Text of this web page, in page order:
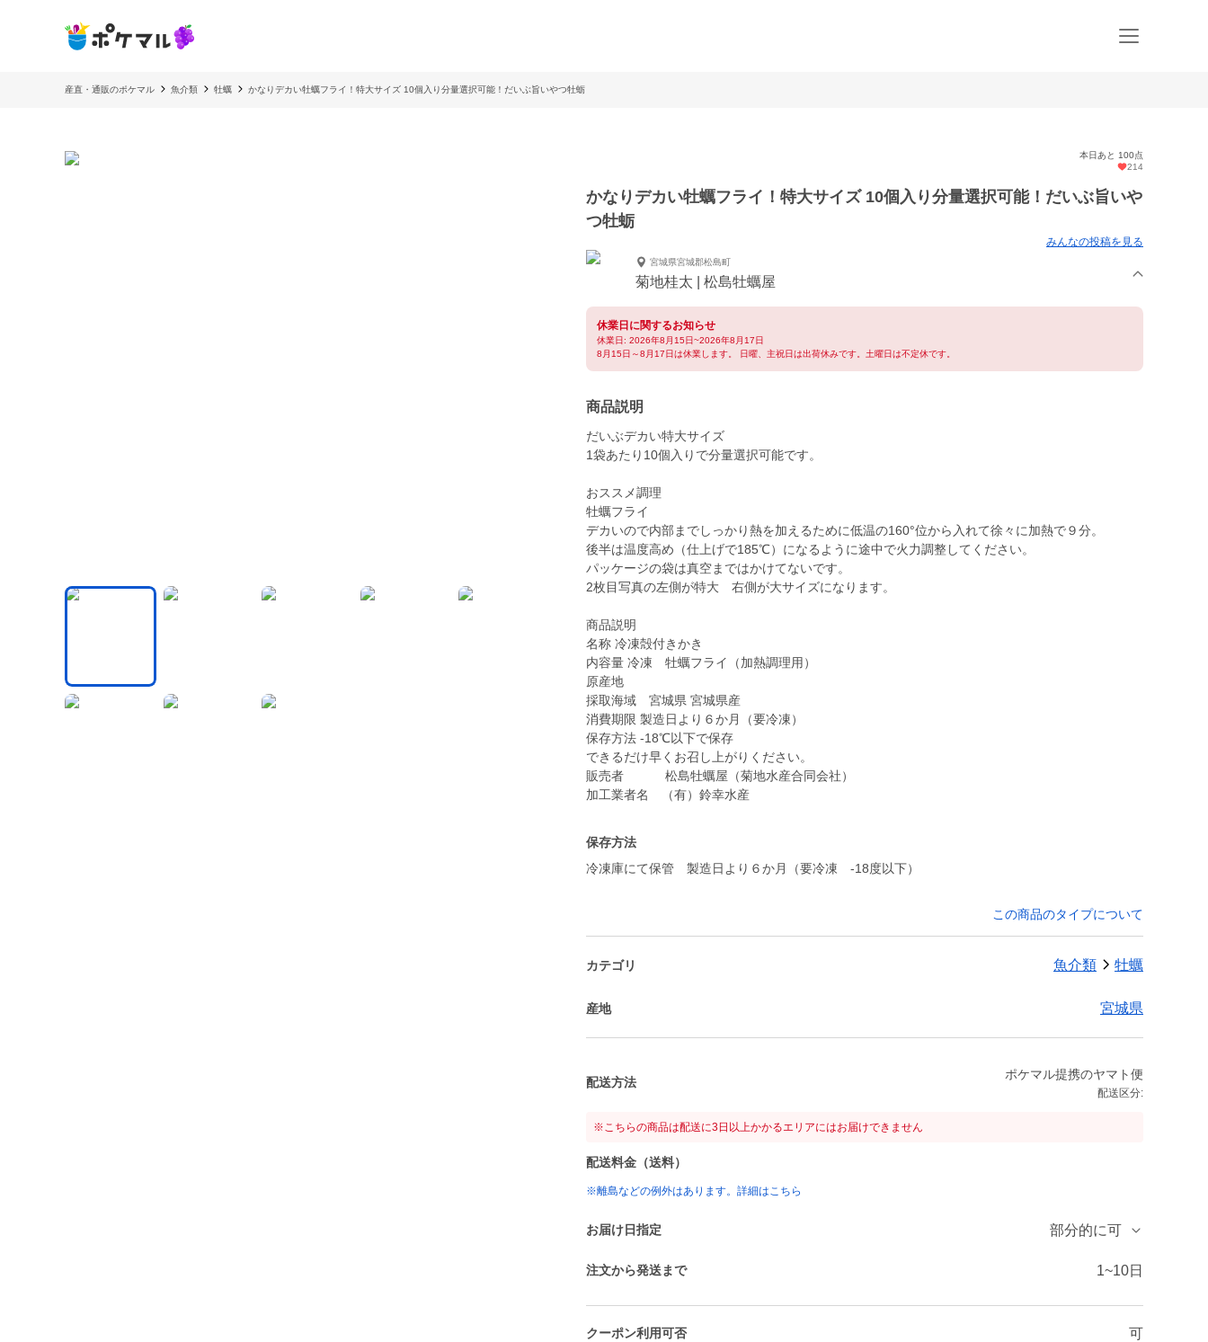
産直・通販のポケマル 魚介類 牡蠣 かなりデカい牡蠣フライ！特大サイズ 10個入り分量選択可能！だいぶ旨いやつ牡蛎
本日あと 100点
214
かなりデカい牡蠣フライ！特大サイズ 10個入り分量選択可能！だいぶ旨いや
つ牡蛎
みんなの投稿を見る
宮城県宮城郡松島町
菊地桂太 | 松島牡蠣屋
休業日に関するお知らせ
休業日: 2026年8月15日~2026年8月17日
8月15日～8月17日は休業します。 日曜、主祝日は出荷休みです。土曜日は不定休です。
商品説明
だいぶデカい特大サイズ
1袋あたり10個入りで分量選択可能です。
おススメ調理
牡蠣フライ
デカいので内部までしっかり熱を加えるために低温の160°位から入れて徐々に加熱で９分。
後半は温度高め（仕上げで185℃）になるように途中で火力調整してください。
パッケージの袋は真空まではかけてないです。
2枚目写真の左側が特大 右側が大サイズになります。
商品説明
名称 冷凍殻付きかき
内容量 冷凍 牡蠣フライ（加熱調理用）
原産地
採取海域 宮城県 宮城県産
消費期限 製造日より６か月（要冷凍）
保存方法 -18℃以下で保存
できるだけ早くお召し上がりください。
販売者 松島牡蠣屋（菊地水産合同会社）
加工業者名 （有）鈴幸水産
保存方法
冷凍庫にて保管 製造日より６か月（要冷凍 -18度以下）
この商品のタイプについて
カテゴリ 魚介類 牡蠣
産地 宮城県
配送方法
ポケマル提携のヤマト便
配送区分:
※こちらの商品は配送に3日以上かかるエリアにはお届けできません
配送料金（送料）
※離島などの例外はあります。詳細はこちら
お届け日指定 部分的に可
注文から発送まで 1~10日
クーポン利用可否 可